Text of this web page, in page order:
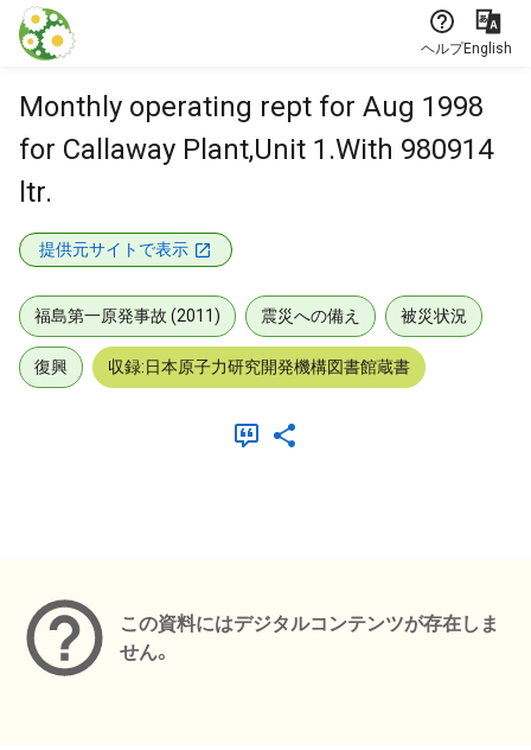
本文に飛ぶ
ヘルプEnglish
Monthly operating rept for Aug 1998
for Callaway Plant,Unit 1.With 980914
ltr.
提供元サイトで表示
福島第一原発事故 (2011) 震災への備え 被災状況
復興 収録:日本原子力研究開発機構図書館蔵書
この資料にはデジタルコンテンツが存在しま
せん。